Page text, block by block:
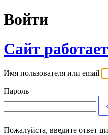
Войти
Сайт
Имя пользователя или email
Пароль
Пожалуйста, введите ответ